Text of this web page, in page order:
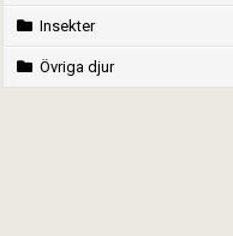
Insekter
Övriga djur